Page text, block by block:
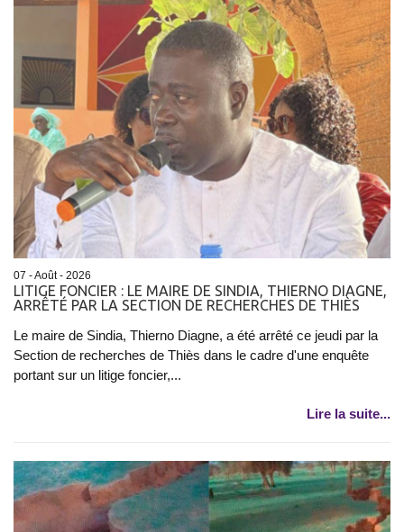
07 - Août - 2026
LITIGE FONCIER : LE MAIRE DE SINDIA, THIERNO DIAGNE,
ARRÊTÉ PAR LA SECTION DE RECHERCHES DE THIÈS
Le maire de Sindia, Thierno Diagne, a été arrêté ce jeudi par la
Section de recherches de Thiès dans le cadre d'une enquête
portant sur un litige foncier,...
Lire la suite...